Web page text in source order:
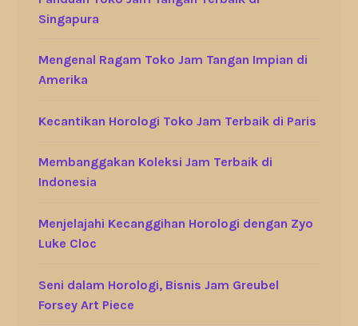
Singapura
Mengenal Ragam Toko Jam Tangan Impian di
Amerika
Kecantikan Horologi Toko Jam Terbaik di Paris
Membanggakan Koleksi Jam Terbaik di
Indonesia
Menjelajahi Kecanggihan Horologi dengan Zyo
Luke Cloc
Seni dalam Horologi, Bisnis Jam Greubel
Forsey Art Piece